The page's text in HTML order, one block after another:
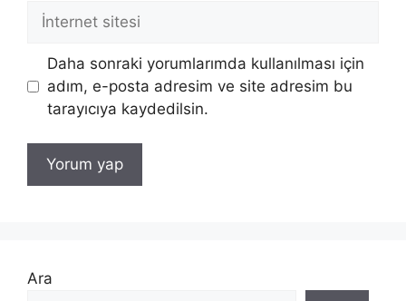
İnternet
sitesi
Daha sonraki yorumlarımda kullanılması için
adım, e-posta adresim ve site adresim bu
tarayıcıya kaydedilsin.
Ara